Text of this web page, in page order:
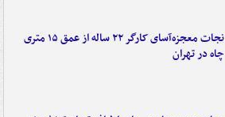
نجات معجزه‌آسای کارگر ۲۲ ساله از عمق ۱۵ متری
چاه در تهران